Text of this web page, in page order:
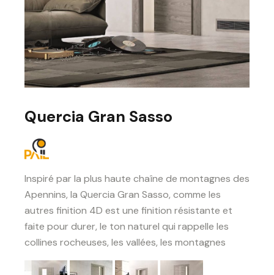
Quercia Gran Sasso
Inspiré par la plus haute chaîne de montagnes des
Apennins, la Quercia Gran Sasso, comme les
autres finition 4D est une finition résistante et
faite pour durer, le ton naturel qui rappelle les
collines rocheuses, les vallées, les montagnes